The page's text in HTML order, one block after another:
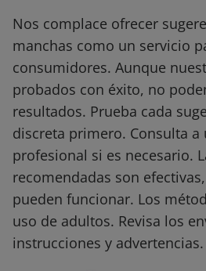
Nos complace ofrecer
manchas como un servicio
consumidores. Aunque
probados con éxito, no
resultados. Prueba cada
discreta primero. Consulta
profesional si es necesario.
recomendadas son
pueden funcionar. Los
uso de adultos. Revisa los
instrucciones y advertencias.